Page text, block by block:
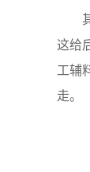
这给
工辅
走。